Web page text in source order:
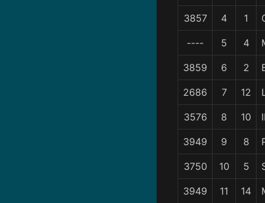
3857 4 1
---- 5 4
3859 6 2
2686 7 12
3576 8 10
3949 9 8
3750 10 5
3949 11 14